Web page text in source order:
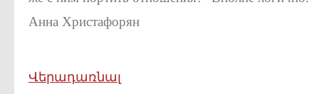
Анна Христафорян
Վերադառնալ